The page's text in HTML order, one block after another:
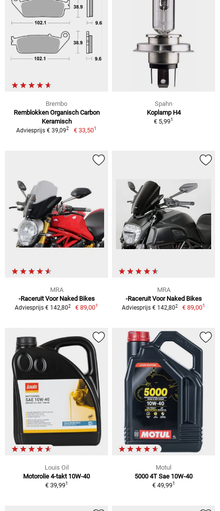
Brembo
Remblokken Organisch Carbon
Keramisch
Adviesprijs € 39,092 € 33,501
Spahn
Koplamp H4
€ 5,991
MRA
-Raceruit Voor Naked Bikes
Adviesprijs € 142,802 € 89,001
MRA
-Raceruit Voor Naked Bikes
Adviesprijs € 142,802 € 89,001
Louis Oil
Motorolie 4-takt 10W-40
€ 39,991
Motul
5000 4T Sae 10W-40
€ 49,991